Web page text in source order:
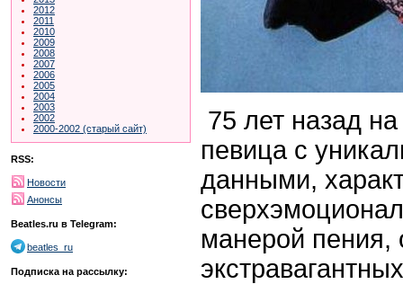
2012
2011
2010
2009
2008
2007
2006
2005
2004
2003
2002
2000-2002 (старый сайт)
RSS:
Новости
Анонсы
Beatles.ru в Telegram:
beatles_ru
Подписка на рассылку:
75 лет назад
певица с
данными,
манерой пения,